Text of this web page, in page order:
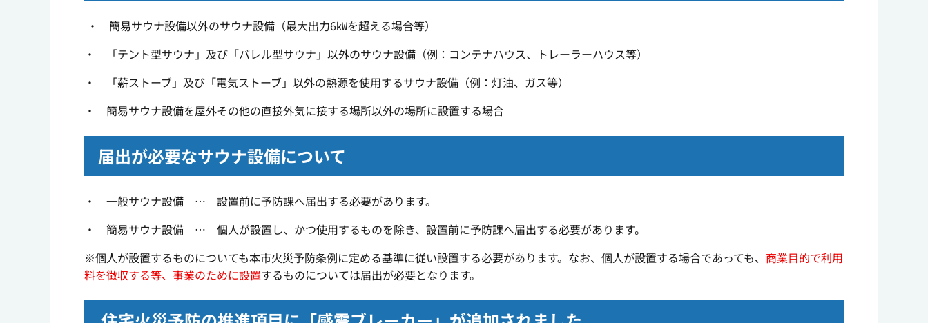
・ 簡易サウナ設備以外のサウナ設備（最大出力6㎾を超える場合等）
・ 「テント型サウナ」及び「バレル型サウナ」以外のサウナ設備（例：コンテナハウス、トレーラーハウス等）
・ 「薪ストーブ」及び「電気ストーブ」以外の熱源を使用するサウナ設備（例：灯油、ガス等）
・ 簡易サウナ設備を屋外その他の直接外気に接する場所以外の場所に設置する場合
届出が必要なサウナ設備について
・ 一般サウナ設備 … 設置前に予防課へ届出する必要があります。
・ 簡易サウナ設備 … 個人が設置し、かつ使用するものを除き、設置前に予防課へ届出する必要があります。
※個人が設置するものについても本市火災予防条例に定める基準に従い設置する必要があります。なお、個人が設置する場合であっても、 商業目的で利用
料を徴収する等、事業のために設置するものについては届出が必要となります。